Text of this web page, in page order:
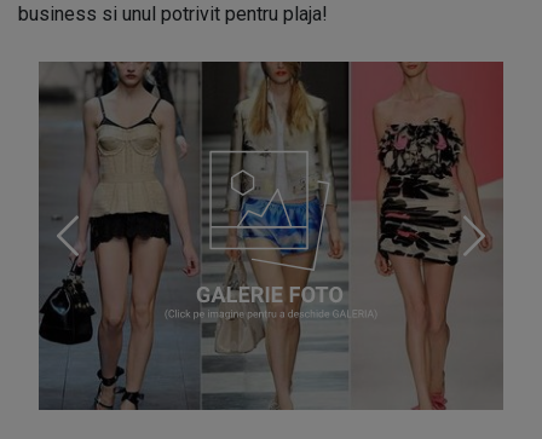
business si unul potrivit pentru plaja!